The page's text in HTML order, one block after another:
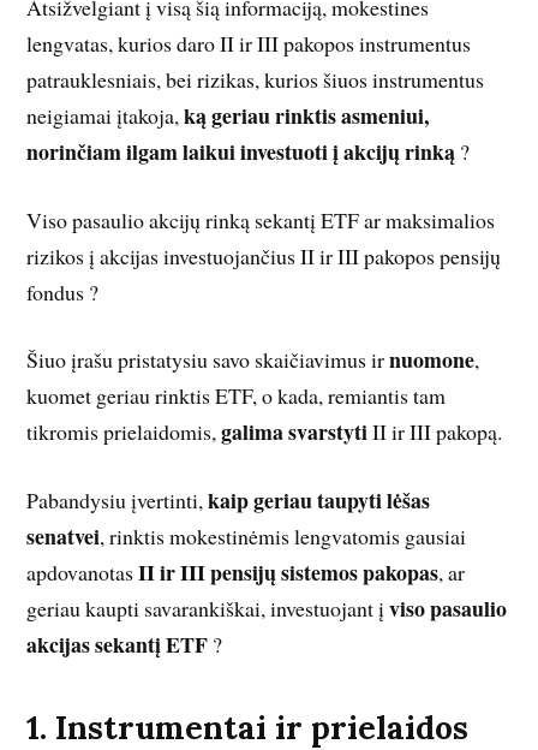
Atsižvelgiant į visą šią informaciją, mokestines
lengvatas, kurios daro II ir III pakopos instrumentus
patrauklesniais, bei rizikas, kurios šiuos instrumentus
neigiamai įtakoja, ką geriau rinktis asmeniui,
norinčiam ilgam laikui investuoti į akcijų rinką ?
Viso pasaulio akcijų rinką sekantį ETF ar maksimalios
rizikos į akcijas investuojančius II ir III pakopos pensijų
fondus ?
Šiuo įrašu pristatysiu savo skaičiavimus irnuomone,
kuomet geriau rinktis ETF, o kada, remiantis tam
tikromis prielaidomis,galima svarstytiII ir III pakopą.
Pabandysiu įvertinti,kaip geriau taupyti lėšas
senatvei, rinktis mokestinėmis lengvatomis gausiai
apdovanotasII ir III pensijų sistemos pakopas, ar
geriau kaupti savarankiškai, investuojant įviso pasaulio
akcijas sekantį ETF ?
1. Instrumentai ir prielaidos